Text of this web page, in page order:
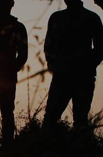
להרגיש ולחוות, את חופש
אני גבר ואב גאה, מודע
וסדנאות על גבריות, אבהות,
אני מזמין אותך לצעוד
להתגשם ולהתממש – עם